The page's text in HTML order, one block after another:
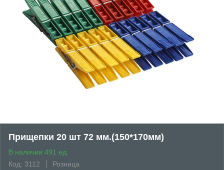
Прищепки 20 шт 72 мм.(150*170мм)
В наличии 491 ед.
Код: 3112
Розница